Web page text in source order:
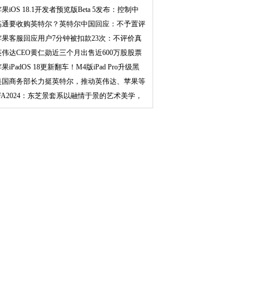
管将
果iOS 18.1开发者预览版Beta 5发布：控制中
通要收购英特尔？英特尔中国回应：不予置评
果客服回应用户7分钟被扣款23次：不评价真
性
伟达CEO黄仁勋近三个月出售近600万股股票
值
果iPadOS 18更新翻车！M4版iPad Pro升级黑
国商务部长力挺英特尔，推动英伟达、苹果等
司
：东芝景套系以融情于景的艺术美学，
造